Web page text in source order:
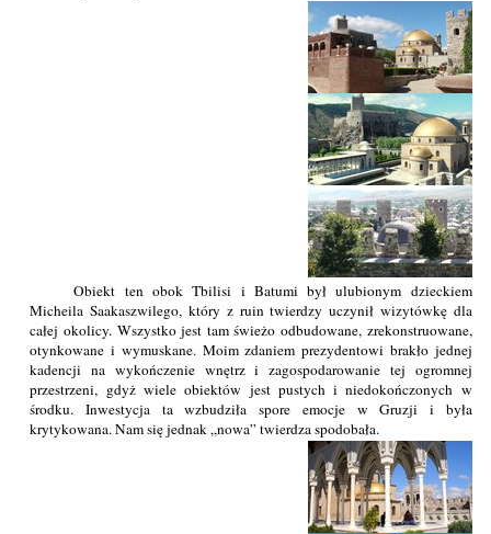
Obiekt ten obok Tbilisi i Batumi był ulubionym dzieckiem
Micheila Saakaszwilego, który z ruin twierdzy uczynił wizytówkę dla
całej okolicy. Wszystko jest tam świeżo odbudowane, zrekonstruowane,
otynkowane i wymuskane. Moim zdaniem prezydentowi brakło jednej
kadencji na wykończenie wnętrz i zagospodarowanie tej ogromnej
przestrzeni, gdyż wiele obiektów jest pustych i niedokończonych w
środku. Inwestycja ta wzbudziła spore emocje w Gruzji i była
krytykowana. Nam się jednak „nowa” twierdza spodobała.